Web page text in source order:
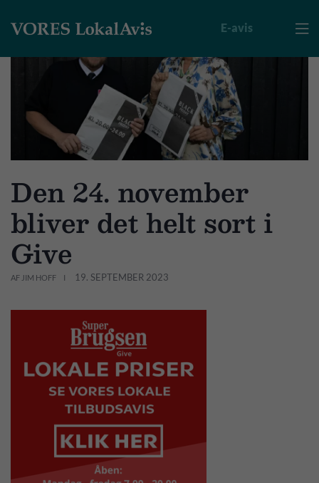

E-avis
Den 24. november
bliver det helt sort i
Give
AF JIM HOFF 19. SEPTEMBER 2023